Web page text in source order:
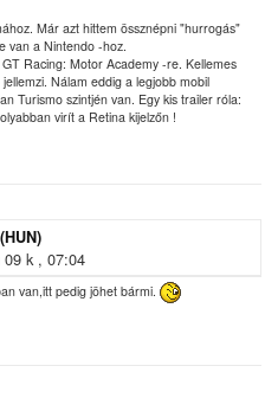
Már azt hittem össznépni "hurrogás"
van a Nintendo -hoz.
Racing: Motor Academy -re. Kellemes
Nálam eddig a legjobb mobil
Turismo szintjén van. Egy kis trailer róla:
virít a Retina kijelzőn !
09 k , 07:04
van,itt pedig jöhet bármi.